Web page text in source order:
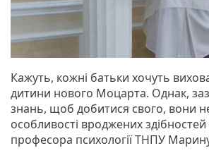
Кажуть, кожні батьки хочуть
дитини нового Моцарта. Однак,
знань, щоб добитися свого, вони
особливості вроджених
професора психології ТНПУ